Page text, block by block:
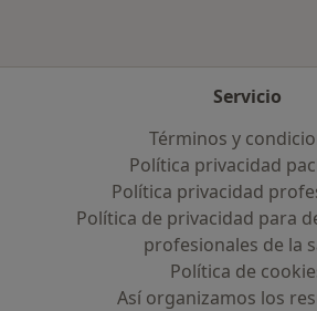
Servicio
Términos y
Política privacidad
Política privacidad
Política de privacidad para
profesionales de la
Política de
Así organizamos los